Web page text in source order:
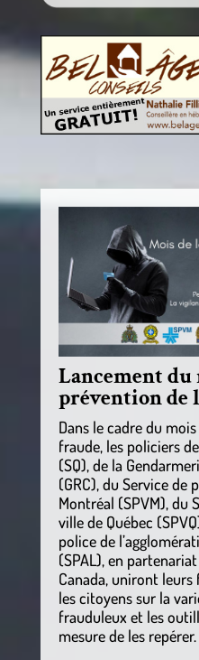
Lancement du
prévention de
Dans le cadre du
fraude, les policiers
(SQ), de la
(GRC), du Service de
Montréal (SPVM), du
ville de Québec
police de
(SPAL), en
Canada, uniront
les citoyens sur la
frauduleux et les
mesure de les repérer.